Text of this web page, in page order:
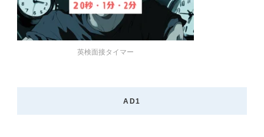
英検面接タイマー
AD1